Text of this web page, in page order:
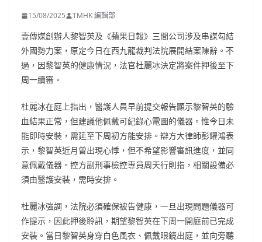
15/08/2025 TMHK 編輯部
壹傳媒創辦人黎智英及《蘋果日報》三間公司涉及串謀勾結
外國勢力案，原定今日在西九龍裁判法院展開結案陳辭。不
過，因黎智英的健康情況，法官杜麗冰決定將案件押後至下
周一續審。
杜麗冰在庭上指出，醫護人員早前提交報告顯示黎智英的驗
血結果正常，但建議他佩戴可紀錄心電圖的儀器。惟今日未
能即時安裝，需延至下周初方能安排。辯方大律師彭耀鴻表
示，黎智英近月曾出現心悸，但不希望影響審訊進度，並同
意佩戴儀器。控方副刑事檢控專員周天行則指，相關設備必
須由醫護安裝，需時安排。
杜麗冰強調，法院必須確保被告健康，一旦出現問題儀器可
作提示，因此押後聆訊，期望黎智英在下周一開庭前已完成
安裝。當日黎智英身穿白色風衣、佩戴眼鏡出庭，並向旁聽